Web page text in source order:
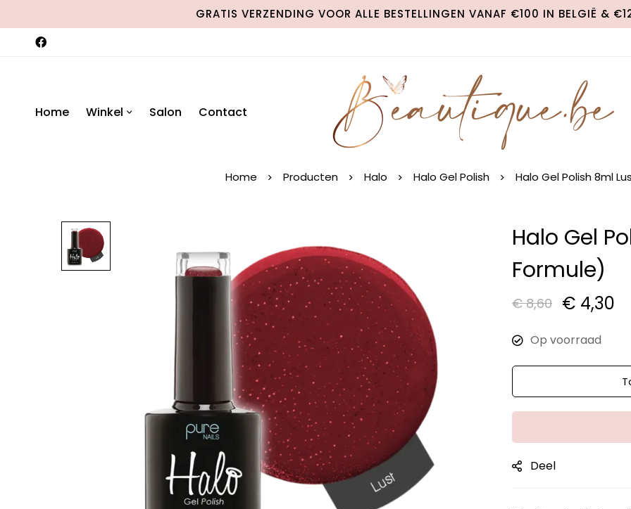
GRATIS VERZENDING VOOR ALLE BESTELLINGEN VANAF €100 IN BELGIË &
Home Winkel Salon Contact
Home Producten Halo Halo Gel Polish Halo Gel Polish 8ml
Halo Gel
Formule)
€8,60 € 4,30
Op voorraad
Deel